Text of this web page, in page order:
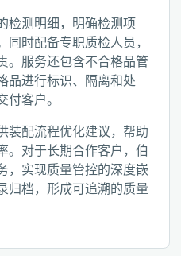
检测明细，明确检测项
同时配备专职质检人员，
。服务还包含不合格品管
品进行标识、隔离和处
付客户。
装配流程优化建议，帮助
。对于长期合作客户，伯
，实现质量管控的深度嵌
归档，形成可追溯的质量